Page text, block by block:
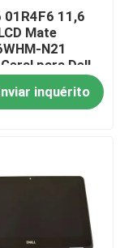
01R4F6 11,6
Mate
N21
para Dell
11
inquérito